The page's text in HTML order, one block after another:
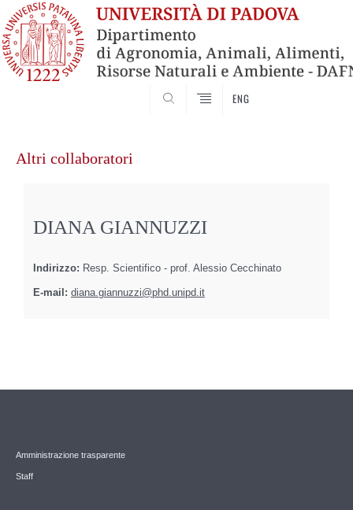
ENG
contenuto
Altri collaboratori
DIANA GIANNUZZI
Indirizzo: Resp. Scientifico - prof. Alessio Cecchinato
E-mail: diana.giannuzzi@phd.unipd.it
Amministrazione trasparente
Staff